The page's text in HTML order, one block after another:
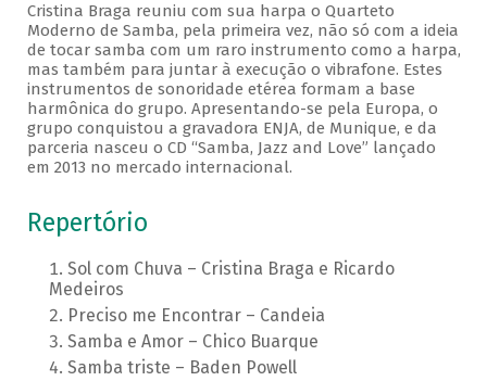
Cristina Braga reuniu com sua harpa o Quarteto
Moderno de Samba, pela primeira vez, não só com a ideia
de tocar samba com um raro instrumento como a harpa,
mas também para juntar à execução o vibrafone. Estes
instrumentos de sonoridade etérea formam a base
harmônica do grupo. Apresentando-se pela Europa, o
grupo conquistou a gravadora ENJA, de Munique, e da
parceria nasceu o CD “Samba, Jazz and Love” lançado
em 2013 no mercado internacional.
Repertório
Sol com Chuva – Cristina Braga e Ricardo
Medeiros
Preciso me Encontrar – Candeia
Samba e Amor – Chico Buarque
Samba triste – Baden Powell